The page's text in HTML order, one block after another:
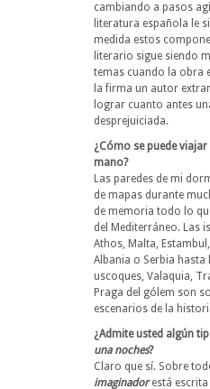
cambiando a pasos
literatura española le
medida estos
literario sigue siendo
temas cuando la obra
la firma un autor
lograr cuanto antes
desprejuiciada.
¿Cómo se puede
mano?
Las paredes de mi
de mapas durante
de memoria todo lo
del Mediterráneo. Las
Athos, Malta,
Albania o Serbia
uscoques, Valaquia,
Praga del gólem son
escenarios de la
¿Admite usted algún
una noches?
Claro que sí. Sobre
imaginadorestá escrita